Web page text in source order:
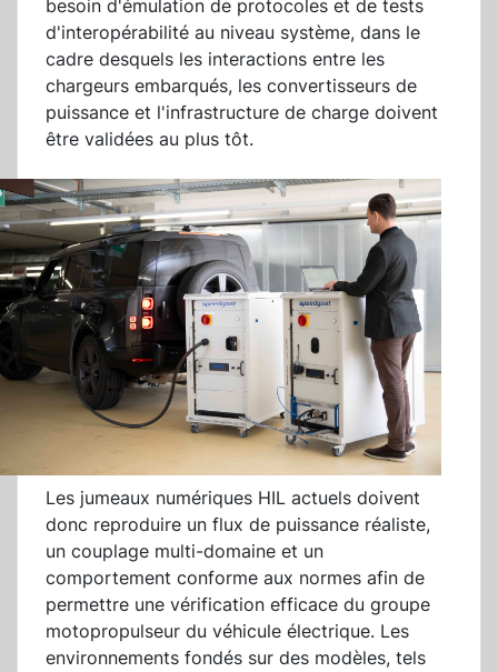
besoin d'émulation de protocoles et de tests
d'interopérabilité au niveau système, dans le
cadre desquels les interactions entre les
chargeurs embarqués, les convertisseurs de
puissance et l'infrastructure de charge doivent
être validées au plus tôt.
Les jumeaux numériques HIL actuels doivent
donc reproduire un flux de puissance réaliste,
un couplage multi-domaine et un
comportement conforme aux normes afin de
permettre une vérification efficace du groupe
motopropulseur du véhicule électrique. Les
environnements fondés sur des modèles, tels